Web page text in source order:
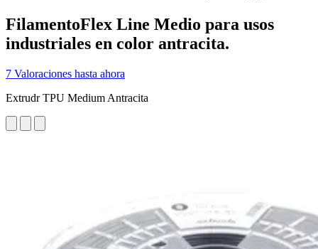
FilamentoFlex Line Medio para usos
industriales en color antracita.
7 Valoraciones hasta ahora
Extrudr TPU Medium Antracita